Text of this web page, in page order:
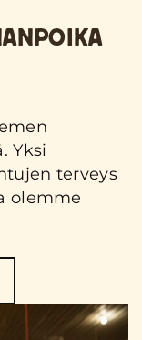
Yksi
terveys
olemme